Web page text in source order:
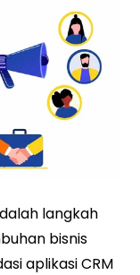
langkah
bisnis
aplikasi CRM